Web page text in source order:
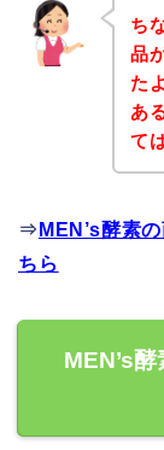
ち
品
た
あ
て
⇒ MEN’s酵素
ちら
MEN’s